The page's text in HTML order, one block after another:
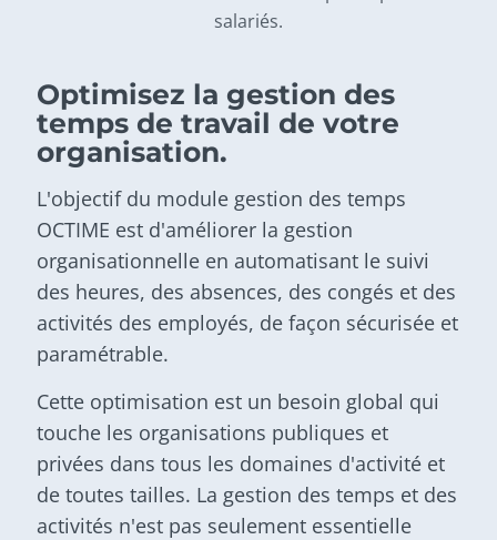
salariés.
Optimisez la gestion des
temps de travail de votre
organisation.
L'objectif du module gestion des temps
OCTIME est d'améliorer la gestion
organisationnelle en automatisant le suivi
des heures, des absences, des congés et des
activités des employés, de façon sécurisée et
paramétrable.
Cette optimisation est un besoin global qui
touche les organisations publiques et
privées dans tous les domaines d'activité et
de toutes tailles. La gestion des temps et des
activités n'est pas seulement essentielle